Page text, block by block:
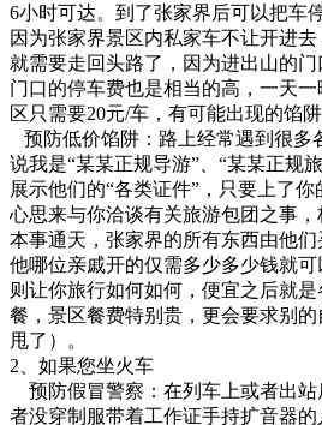
6小时可达。到了张家界后可以把车
因为张家界景区内私家车不让开进
就需要走回头路了，因为进出山的
门口的停车费也是相当的高，一天
区只需要20元/车，有可能出现的馅阱
预防低价馅阱：路上经常遇到很多
说我是“某某正规导游”、“某某正规
展示他们的“各类证件”，只要上了
心思来与你洽谈有关旅游包团之事
本事通天，张家界的所有东西由他
他哪位亲戚开的仅需多少多少钱就
则让你旅行如何如何，便宜之后就
餐，景区餐费特别贵，更会要求别
甩了）。
2、如果您坐火车
预防假冒警察：在列车上或者出站
者没穿制服带着工作证手持扩音器